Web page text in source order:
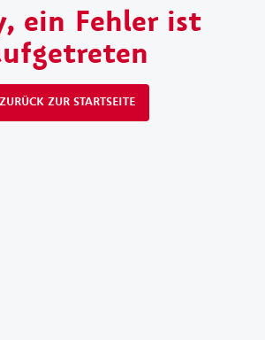
ein Fehler ist
ZURÜCK ZUR STARTSEITE